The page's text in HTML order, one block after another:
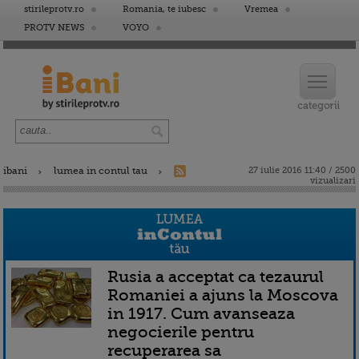
stirileprotv.ro Romania, te iubesc
Vremea
PROTV NEWS
VOYO
ibani lumea in contul tau
27 iulie 2016 11:40 / 2500
vizualizari
Rusia a acceptat ca tezaurul
Romaniei a ajuns la Moscova
in 1917. Cum avanseaza
negocierile pentru
recuperarea sa